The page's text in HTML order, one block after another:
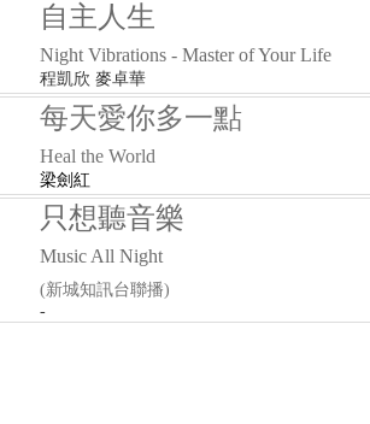
自主人生
Night Vibrations - Master of Your Life
程凱欣 麥卓華
每天愛你多一點
Heal the World
梁劍紅
只想聽音樂
Music All Night
(新城知訊台聯播)
-